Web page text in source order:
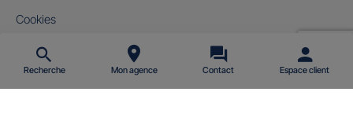
Recherche Mon agence Contact Espace client
Cookies
Gérer mes cookies